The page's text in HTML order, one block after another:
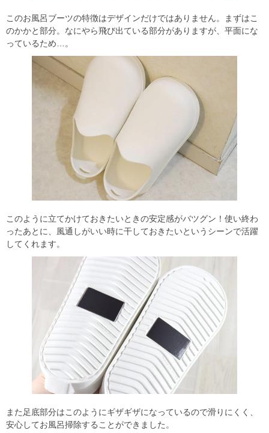
このお風呂ブーツの特徴はデザインだけではありません。まずはこ
のかかと部分。なにやら飛び出ている部分がありますが、平面にな
っているため…。
このように立てかけておきたいときの安定感がバツグン！使い終わ
ったあとに、風通しがいい時に干しておきたいというシーンで活躍
してくれます。
また足底部分はこのようにギザギザになっているので滑りにくく、
安心してお風呂掃除することができました。